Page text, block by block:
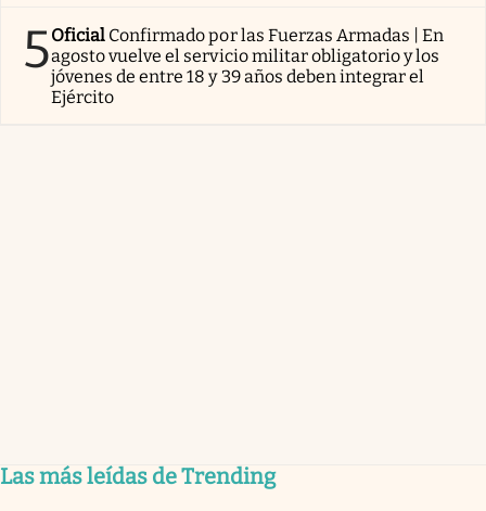
5Oficial Confirmado por las Fuerzas Armadas | En
agosto vuelve el servicio militar obligatorio y los
jóvenes de entre 18 y 39 años deben integrar el
Ejército
Las más leídas de Trending